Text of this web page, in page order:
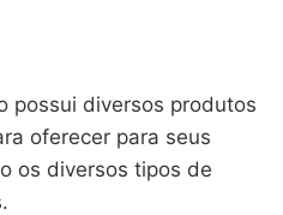
possui diversos produtos
oferecer para seus
os diversos tipos de